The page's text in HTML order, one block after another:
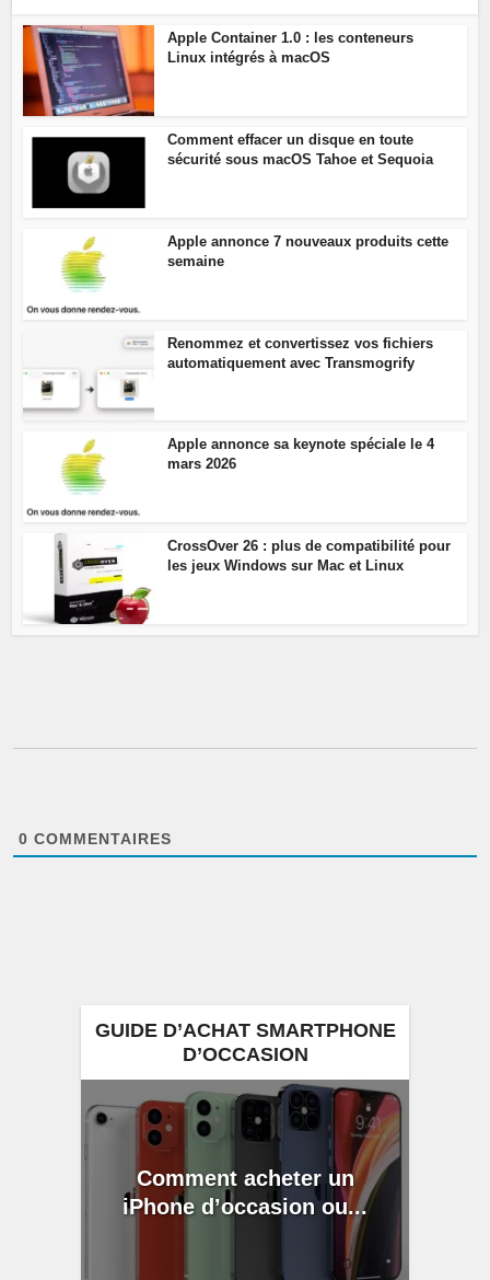
Apple Container 1.0 : les conteneurs
Linux intégrés à macOS
Comment effacer un disque en toute
sécurité sous macOS Tahoe et Sequoia
Apple annonce 7 nouveaux produits cette
semaine
Renommez et convertissez vos fichiers
automatiquement avec Transmogrify
Apple annonce sa keynote spéciale le 4
mars 2026
CrossOver 26 : plus de compatibilité pour
les jeux Windows sur Mac et Linux
0 COMMENTAIRES
GUIDE D’ACHAT SMARTPHONE
D’OCCASION
Comment acheter un
iPhone d’occasion ou...